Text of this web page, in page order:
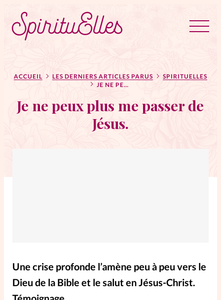
Tous les articles
Actus
Actus au féminin
Entre4yeux
L'anecdote
La Bible au féminin
ACCUEIL LES DERNIERS ARTICLES PARUS
SPIRITUELLES
JE NE PEUX PLUS ME PASSER DE JÉSUS.
Je ne peux plus me passer de
Jésus.
Une crise profonde l’amène peu à peu vers le
Dieu de la Bible et le salut en Jésus-Christ.